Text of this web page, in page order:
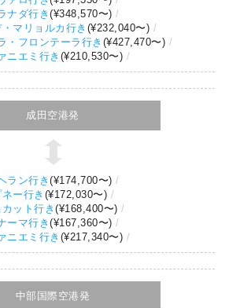
ナダ行き(¥348,570〜)
マリョルカ行き (¥232,040〜)
・フロンテーラ行き (¥427,470〜)
ニエミ行き (¥210,530〜)
成田空港発
ラン行き(¥174,700〜)
ネー行き (¥172,030〜)
カット行き (¥168,400〜)
ーマ行き(¥167,360〜)
ニエミ行き (¥217,340〜)
中部国際空港発